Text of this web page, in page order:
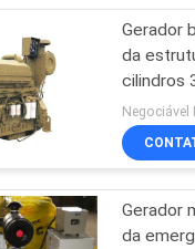
de
de Lovol
Gerador
da
cilindros
de uma
50 hertz
Negociável
Gerador
da